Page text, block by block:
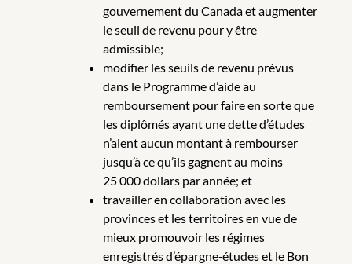
gouvernement du Canada et augmenter
le seuil de revenu pour y être
admissible;
modifier les seuils de revenu prévus
dans le Programme d’aide au
remboursement pour faire en sorte que
les diplômés ayant une dette d’études
n’aient aucun montant à rembourser
jusqu’à ce qu’ils gagnent au moins
25 000 dollars par année; et
travailler en collaboration avec les
provinces et les territoires en vue de
mieux promouvoir les régimes
enregistrés d’épargne‑études et le Bon